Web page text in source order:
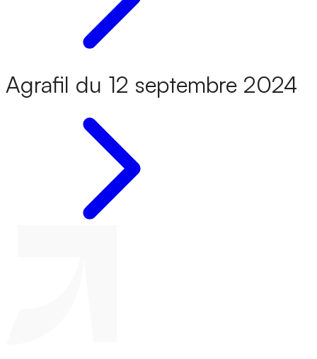
Agrafil du 12 septembre 2024